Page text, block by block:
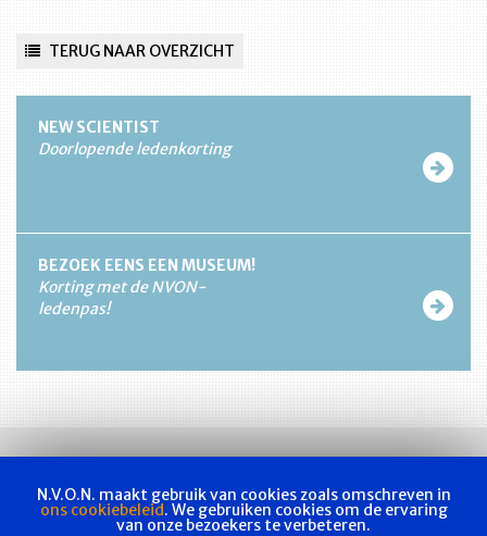
TERUG NAAR OVERZICHT
NEW SCIENTIST
Doorlopende ledenkorting
BEZOEK EENS EEN MUSEUM!
Korting met de NVON-
ledenpas!
Actueel Les & examen Bladen
N.V.O.N. maakt gebruik van cookies zoals omschreven in
ons cookiebeleid. We gebruiken cookies om de ervaring
van onze bezoekers te verbeteren.